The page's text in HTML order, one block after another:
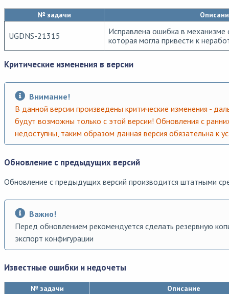
№ задачи
UGDNS-21315
Исправлена ошибка в механизме
которая могла привести к
Критические изменения в версии
Внимание!
В данной версии произведены критические изменения -
будут возможны только с этой версии! Обновления с
недоступны, таким образом данная версия обязательна к
Обновление с предыдущих версий
Обновление с предыдущих версий производится штатными
Важно!
Перед обновлением рекомендуется сделать резервную
экспорт конфигурации
Известные ошибки и недочеты
№ задачи Описание